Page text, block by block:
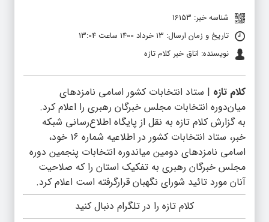
شناسه خبر: 16153
تاریخ و زمان ارسال: 13 خرداد 1400 ساعت 13:04
نویسنده: اتاق خبر کلام تازه
کلام تازه | ستاد انتخابات کشور اسامی نامزد‌های
میان‌دوره انتخابات مجلس خبرگان رهبری را اعلام کرد.
به گزارش کلام تازه به نقل از پایگاه اطلاع‌رسانی شبکه
خبر، ستاد انتخابات کشور در اطلاعیه شماره ۱۶ خود،
اسامی نامزد‌های دومین میاندوره انتخابات پنجمین دوره
مجلس خبرگان رهبری به تفکیک استان را که صلاحیت
آنان مورد تائید شورای نگهبان قرارگرفته است اعلام کرد.
کلام تازه را در تلگرام دنبال کنید